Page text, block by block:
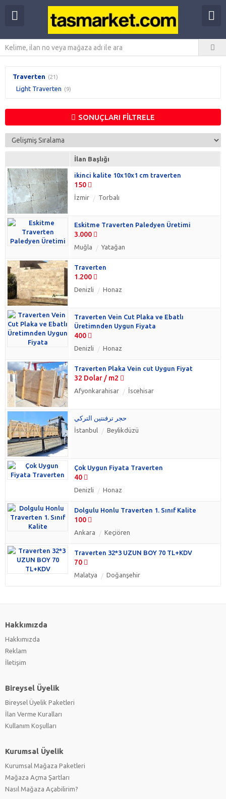
Traverten (21)
Light Traverten (9)
SONUÇLARI FİLTRELE
İlan Başlığı
ikinci kalite 10x10x1 cm traverten
150
İzmir Torbalı
Eskitme Traverten Paledyen Üretimi
3.000
Muğla Yatağan
Traverten
1.200
Denizli Honaz
Traverten Vein Cut Plaka ve Ebatlı
Üretimnden Uygun Fiyata
400
Denizli Honaz
Traverten Plaka Vein cut Uygun Fiyat
32 Dolar / m2
Afyonkarahisar İscehisar
حجر ترفنتين التركي
İstanbul
Beylikdüzü
Çok Uygun Fiyata Traverten
40
Denizli Honaz
Dolgulu Honlu Traverten 1. Sınıf Kalite
100
Ankara Keçiören
Traverten 32*3 UZUN BOY 70 TL+KDV
70
Malatya Doğanşehir
Hakkımızda
Hakkımızda
Reklam
İletişim
Bireysel Üyelik
Bireysel Üyelik Paketleri
İlan Verme Kuralları
Kullanım Koşulları
Kurumsal Üyelik
Kurumsal Mağaza Paketleri
Mağaza Açma Şartları
Nasıl Mağaza Açabilirim?